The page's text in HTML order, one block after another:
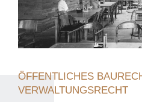
ÖFFENTLICHES
VERWALTUNGSRECHT